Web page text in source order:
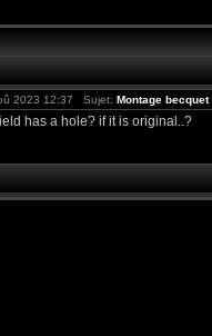
2023 12:37 Sujet: Montage becquet
has a hole? if it is original..?